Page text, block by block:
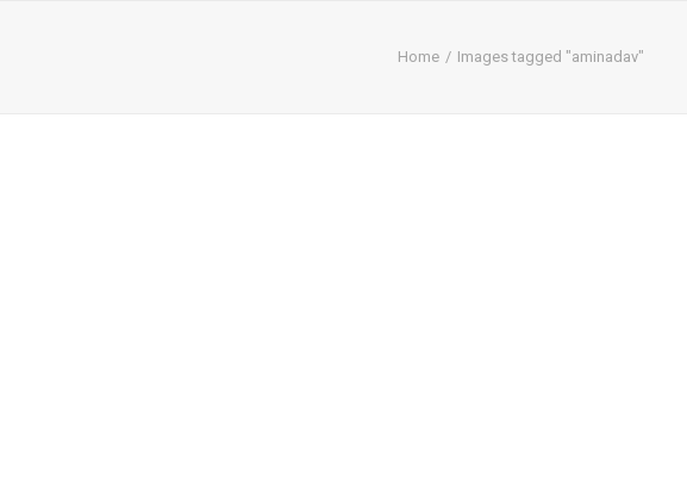
Home Images tagged "aminadav"